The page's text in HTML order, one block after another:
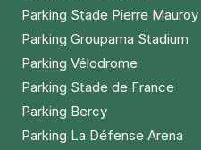
Parking Stade Pierre Mauroy
Parking Groupama Stadium
Parking Vélodrome
Parking Stade de France
Parking Bercy
Parking La Défense Arena